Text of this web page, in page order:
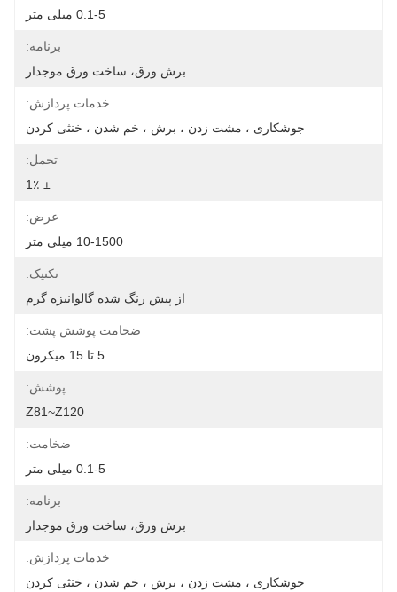
0.1-5 میلی متر
برنامه:
برش ورق، ساخت ورق موجدار
خدمات پردازش:
جوشکاری ، مشت زدن ، برش ، خم شدن ، خنثی کردن
تحمل:
± 1٪
عرض:
10-1500 میلی متر
تکنیک:
از پیش رنگ شده گالوانیزه گرم
ضخامت پوشش پشت:
5 تا 15 میکرون
پوشش:
Z81~Z120
ضخامت:
0.1-5 میلی متر
برنامه:
برش ورق، ساخت ورق موجدار
خدمات پردازش:
جوشکاری ، مشت زدن ، برش ، خم شدن ، خنثی کردن